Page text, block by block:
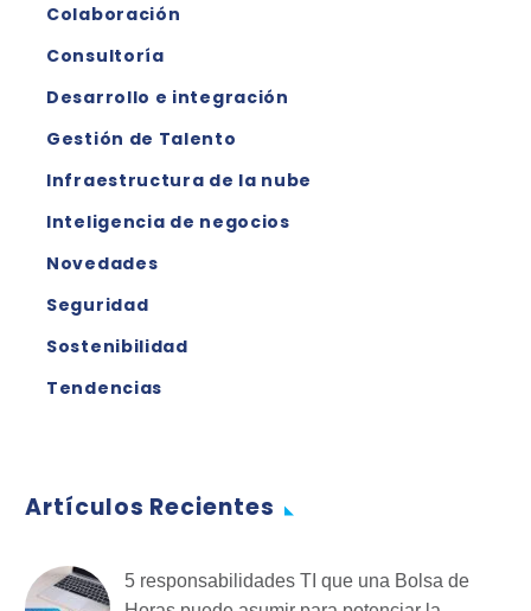
Colaboración
Consultoría
Desarrollo e integración
Gestión de Talento
Infraestructura de la nube
Inteligencia de negocios
Novedades
Seguridad
Sostenibilidad
Tendencias
Artículos Recientes
5 responsabilidades TI que una Bolsa de